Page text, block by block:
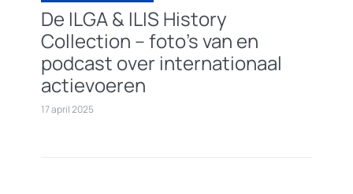
De ILGA & ILIS History
Collection – foto’s van en
podcast over internationaal
actievoeren
17 april 2025